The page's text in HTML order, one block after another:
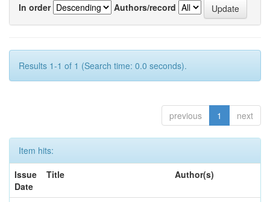
In order
Authors/record
Results 1-1 of 1 (Search time: 0.0 seconds).
previous 1 next
Item hits:
Issue
Date
Title Author(s)